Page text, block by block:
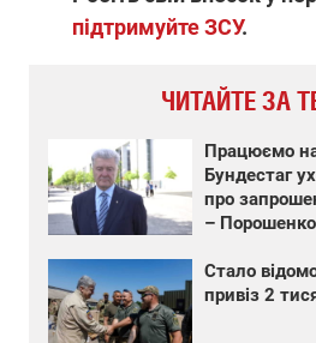
підтримуйте ЗСУ.
ЧИТАЙТЕ ЗА
Працюємо
Бундестаг
про
– Порошенко
Стало
привіз 2